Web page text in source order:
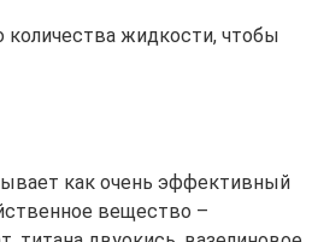
количества жидкости, чтобы
как очень эффективный
вещество –